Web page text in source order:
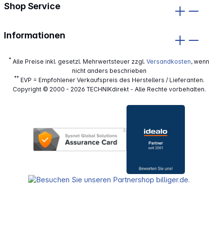
Shop Service
Informationen
* Alle Preise inkl. gesetzl. Mehrwertsteuer zzgl. Versandkosten, wenn
nicht anders beschrieben
**EVP = Empfohlener Verkaufspreis des Herstellers / Lieferanten.
Copyright © 2000 - 2026 TECHNIKdirekt - Alle Rechte vorbehalten.